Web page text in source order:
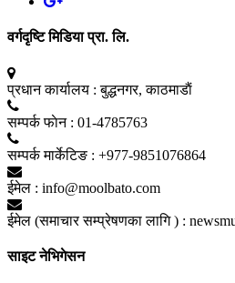
वर्गदृष्टि मिडिया प्रा. लि.
प्रधान कार्यालय : बुद्धनगर, काठमाडाैं
सम्पर्क फाेन : 01-4785763
सम्पर्क मार्केटिङ : +977-9851076864
ईमेल : info@moolbato.com
ईमेल (समाचार सम्प्रेषणका लागि ) :
साइट नेभिगेसन